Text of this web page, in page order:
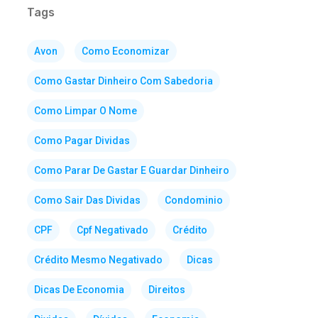
Tags
Avon Como Economizar
Como Gastar Dinheiro Com Sabedoria
Como Limpar O Nome
Como Pagar Dividas
Como Parar De Gastar E Guardar Dinheiro
Como Sair Das Dividas Condominio
CPF Cpf Negativado Crédito
Crédito Mesmo Negativado Dicas
Dicas De Economia Direitos